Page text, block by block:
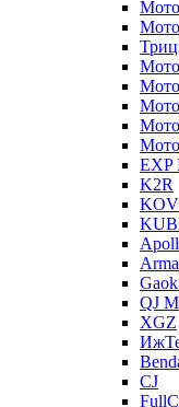
EXP
K2R
QJ
XGZ
CJ